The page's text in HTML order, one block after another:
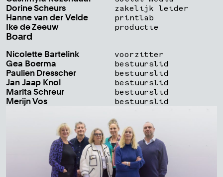
Dorine Scheurs zakelijk leider
Hanne van der Velde printlab
Ike de Zeeuw productie
Board
Nicolette Bartelink voorzitter
Gea Boerma bestuurslid
Paulien Dresscher bestuurslid
Jan Jaap Knol bestuurslid
Marita Schreur bestuurslid
Merijn Vos bestuurslid